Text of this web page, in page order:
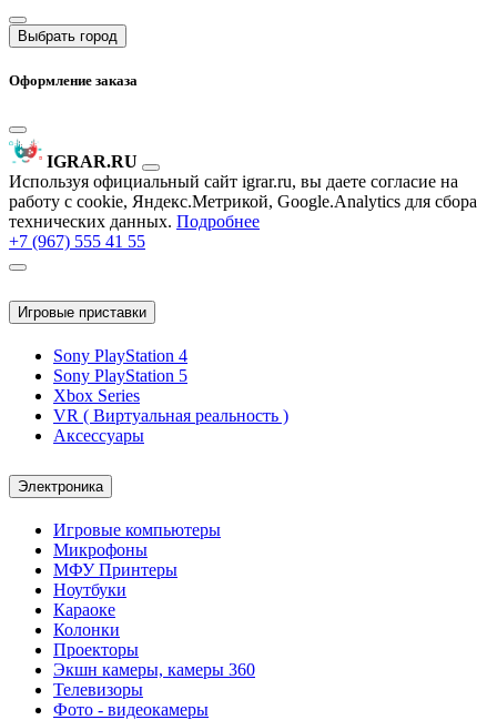
Выбрать город
Оформление заказа
IGRAR.RU
Используя официальный сайт igrar.ru, вы даете согласие на
работу с cookie, Яндекс.Метрикой, Google.Analytics для сбора
технических данных. Подробнее
+7 (967) 555 41 55
Игровые приставки
Sony PlayStation 4
Sony PlayStation 5
Xbox Series
VR ( Виртуальная реальность )
Аксессуары
Электроника
Игровые компьютеры
Микрофоны
МФУ Принтеры
Ноутбуки
Караоке
Колонки
Проекторы
Экшн камеры, камеры 360
Телевизоры
Фото - видеокамеры